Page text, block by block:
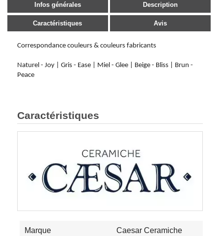
Infos générales Description
Caractéristiques Avis
Correspondance couleurs & couleurs fabricants
Naturel - Joy | Gris - Ease | Miel - Glee | Beige - Bliss | Brun -
Peace
Caractéristiques
Marque Caesar Ceramiche